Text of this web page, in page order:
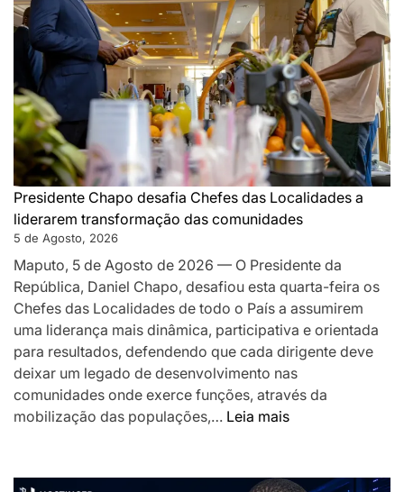
como
pilar
da
de
e
desafia-
os
o
local
Presidente Chapo desafia Chefes das Localidades a
liderarem transformação das comunidades
5 de Agosto, 2026
Maputo, 5 de Agosto de 2026 — O Presidente da
República, Daniel Chapo, desafiou esta quarta-feira os
Chefes das Localidades de todo o País a assumirem
uma liderança mais dinâmica, participativa e orientada
para resultados, defendendo que cada dirigente deve
deixar um legado de desenvolvimento nas
comunidades onde exerce funções, através da
mobilização das populações,… Leia mais:
desafia